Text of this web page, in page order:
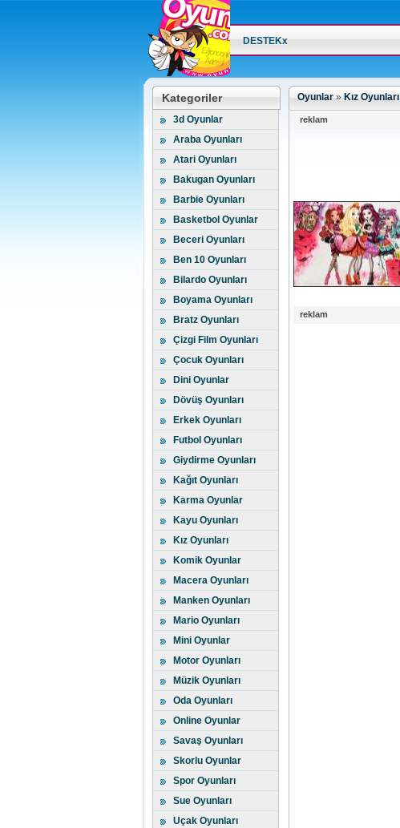
DESTEKx
Kategoriler
3d Oyunlar
Araba Oyunları
Atari Oyunları
Bakugan Oyunları
Barbie Oyunları
Basketbol Oyunlar
Beceri Oyunları
Ben 10 Oyunları
Bilardo Oyunları
Boyama Oyunları
Bratz Oyunları
Çizgi Film Oyunları
Çocuk Oyunları
Dini Oyunlar
Dövüş Oyunları
Erkek Oyunları
Futbol Oyunları
Giydirme Oyunları
Kağıt Oyunları
Karma Oyunlar
Kayu Oyunları
Kız Oyunları
Komik Oyunlar
Macera Oyunları
Manken Oyunları
Mario Oyunları
Mini Oyunlar
Motor Oyunları
Müzik Oyunları
Oda Oyunları
Online Oyunlar
Savaş Oyunları
Skorlu Oyunlar
Spor Oyunları
Sue Oyunları
Uçak Oyunları
Oyunlar » Kız Oyunları
reklam
reklam